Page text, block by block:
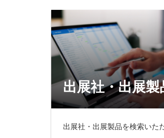
出展社・出展製
出展社・出展製品を検索いた